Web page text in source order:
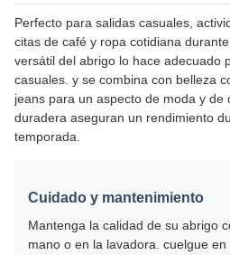
Perfecto para salidas casuales,
citas de café y ropa cotidiana
versátil del abrigo lo hace adecuado
casuales. y se combina con belleza
jeans para un aspecto de moda y de
duradera aseguran un rendimiento
temporada.
Cuidado y mantenimiento
Mantenga la calidad de su abrigo
mano o en la lavadora. cuelgue